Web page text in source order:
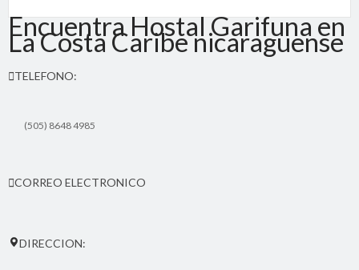
Encuentra Hostal Garifuna en
La Costa Caribe nicaraguense
TELEFONO:
(505) 8648 4985
CORREO ELECTRONICO
DIRECCION: